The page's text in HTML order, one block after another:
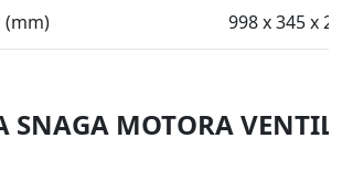
(mm) 998 x 345 x
SNAGA MOTORA